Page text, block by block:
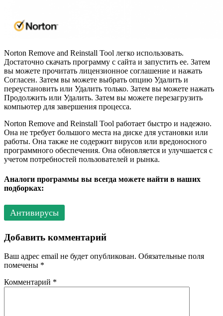
Norton Remove and Reinstall Tool легко использовать.
Достаточно скачать программу с сайта и запустить ее. Затем
вы можете прочитать лицензионное соглашение и нажать
Согласен. Затем вы можете выбрать опцию Удалить и
переустановить или Удалить только. Затем вы можете нажать
Продолжить или Удалить. Затем вы можете перезагрузить
компьютер для завершения процесса.
Norton Remove and Reinstall Tool работает быстро и надежно.
Она не требует большого места на диске для установки или
работы. Она также не содержит вирусов или вредоносного
программного обеспечения. Она обновляется и улучшается с
учетом потребностей пользователей и рынка.
Аналоги программы вы всегда можете найти в наших
подборках:
Антивирусы
Добавить комментарий
Ваш адрес email не будет опубликован. Обязательные поля
помечены *
Комментарий *